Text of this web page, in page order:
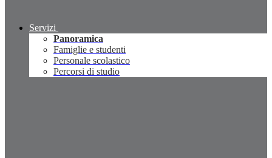
Servizi
Panoramica
Famiglie e studenti
Personale scolastico
Percorsi di studio